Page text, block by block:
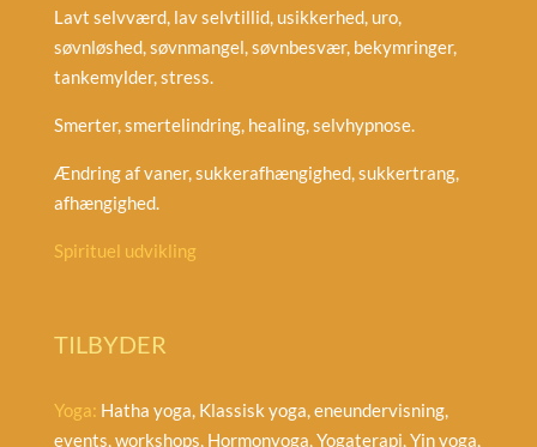
Lavt selvværd, lav selvtillid, usikkerhed, uro,
søvnløshed, søvnmangel, søvnbesvær, bekymringer,
tankemylder, stress.
Smerter, smertelindring, healing, selvhypnose.
Ændring af vaner, sukkerafhængighed, sukkertrang,
afhængighed.
Spirituel udvikling
TILBYDER
Yoga: Hatha yoga, Klassisk yoga, eneundervisning,
events, workshops, Hormonyoga, Yogaterapi, Yin yoga,